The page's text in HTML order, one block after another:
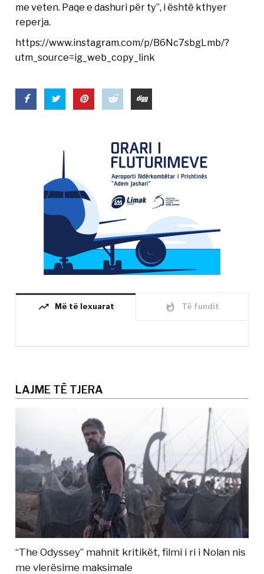
me veten. Paqe e dashuri për ty”, i është kthyer
reperja.
https://www.instagram.com/p/B6Nc7sbgLmb/?
utm_source=ig_web_copy_link
trending_up Më të lexuarat whatshot Të fundit
LAJME TË TJERA
“The Odyssey” mahnit kritikët, filmi i ri i Nolan nis
me vlerësime maksimale